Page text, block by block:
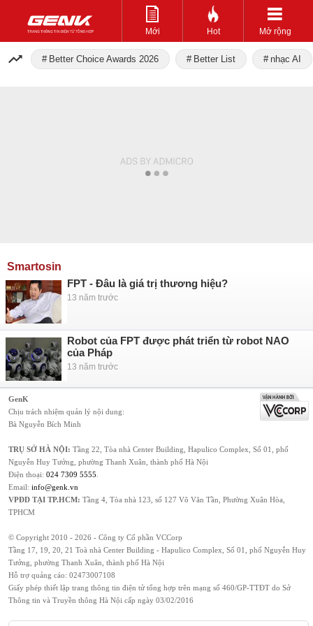
Mới Hot Mở rộng
Better Choice Awards 2026 Better List nhạc AI
Smartosin
FPT - Đâu là giá trị thương hiệu?
13 năm trước
Robot của FPT được phát triển từ robot NAO
của Pháp
13 năm trước
GenK
Chịu trách nhiệm quản lý nội dung:
Bà Nguyễn Bích Minh
TRỤ SỞ HÀ NỘI: Tầng 22, Tòa nhà Center Building, Hapulico Complex, Số 01, phố
Nguyễn Huy Tưởng, phường Thanh Xuân, thành phố Hà Nội
Điện thoại: 024 7309 5555
Email: info@genk.vn
VPĐD TẠI TP.HCM: Tầng 4, Tòa nhà 123, số 127 Võ Văn Tần, Phường Xuân Hòa,
TPHCM
© Copyright 2010 - 2026 - Công ty Cổ phần VCCorp
Tầng 17, 19, 20, 21 Toà nhà Center Building - Hapulico Complex, Số 01, phố Nguyễn Huy
Tưởng, phường Thanh Xuân, thành phố Hà Nội
Hỗ trợ quảng cáo: 02473007108
Giấy phép thiết lập trang thông tin điện tử tổng hợp trên mạng số 460/GP-TTĐT do Sở
Thông tin và Truyền thông Hà Nội cấp ngày 03/02/2016